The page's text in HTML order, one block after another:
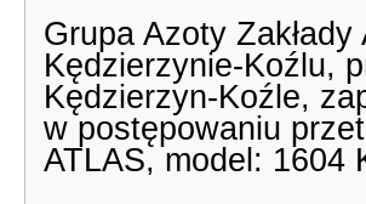
Grupa Azoty
Kędzierzynie-Koźlu,
Kędzierzyn-Koźle,
w postępowaniu
ATLAS, model: 1604